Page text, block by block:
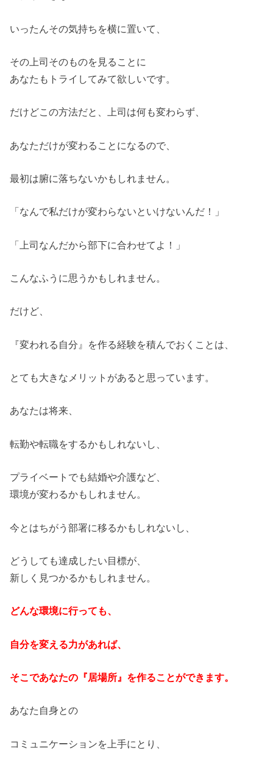
いったんその気持ちを横に置いて、
その上司そのものを見ることに
あなたもトライしてみて欲しいです。
だけどこの方法だと、上司は何も変わらず、
あなただけが変わることになるので、
最初は腑に落ちないかもしれません。
「なんで私だけが変わらないといけないんだ！」
「上司なんだから部下に合わせてよ！」
こんなふうに思うかもしれません。
だけど、
『変われる自分』を作る経験を積んでおくことは、
とても大きなメリットがあると思っています。
あなたは将来、
転勤や転職をするかもしれないし、
プライベートでも結婚や介護など、
環境が変わるかもしれません。
今とはちがう部署に移るかもしれないし、
どうしても達成したい目標が、
新しく見つかるかもしれません。
どんな環境に行っても、
自分を変える力があれば、
そこであなたの『居場所』を作ることができます。
あなた自身との
コミュニケーションを上手にとり、